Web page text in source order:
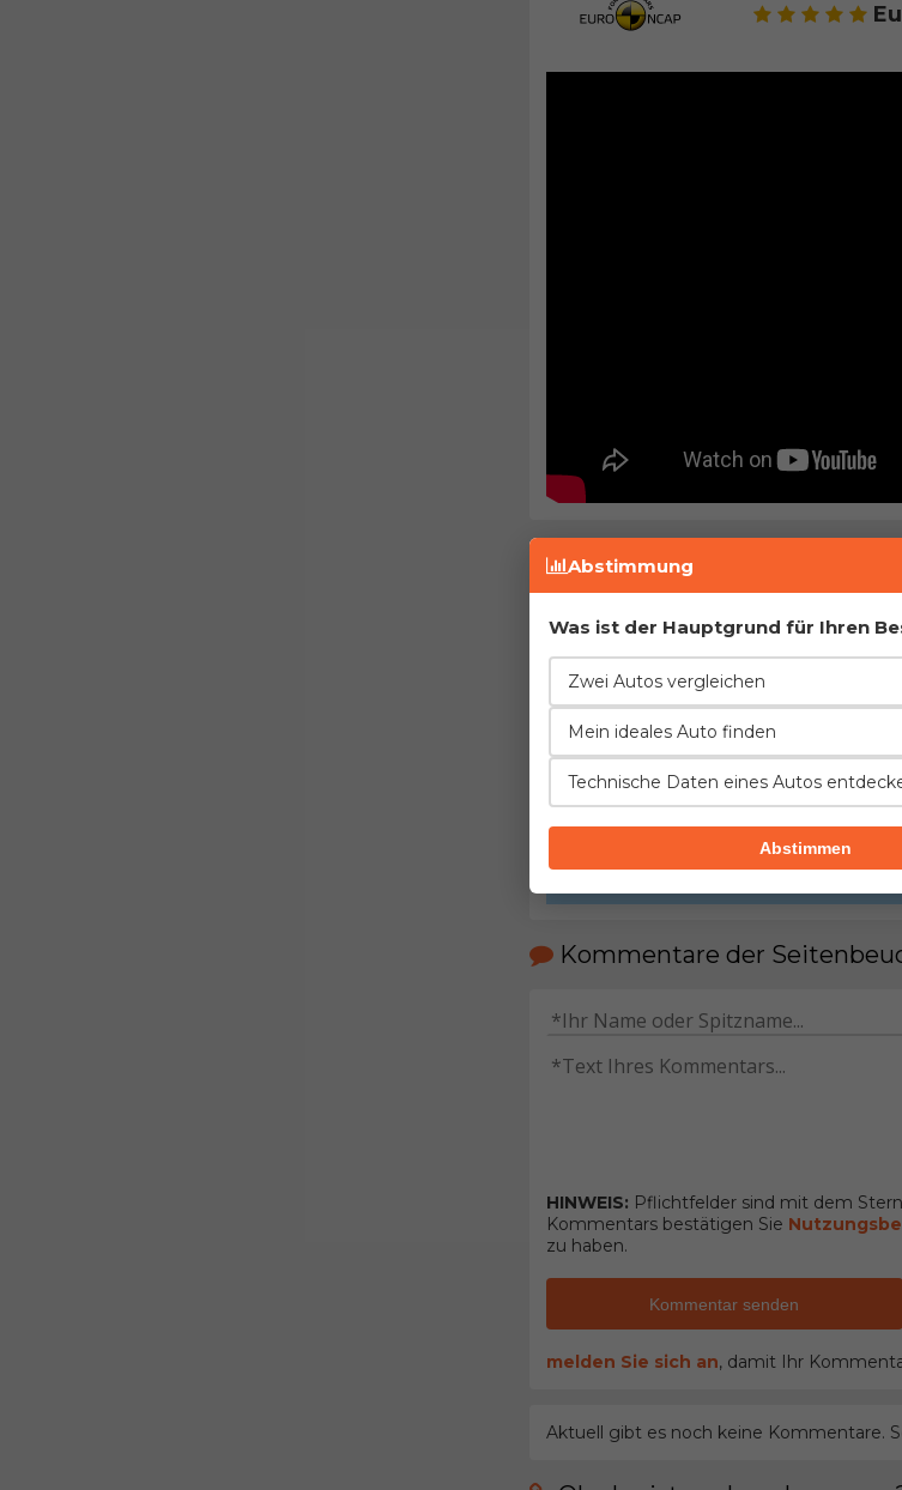
Fahrzeughistorie prüfen
Kommentare der
HINWEIS: Pflichtfelder sind mit dem
Kommentars bestätigen Sie
zu haben.
Kommentar senden
melden Sie sich an, damit Ihr
Aktuell gibt es noch keine Kommentare.
Abstimmung
Was ist der Hauptgrund für Ihren
Zwei Autos vergleichen
Mein ideales Auto finden
Technische Daten eines Autos
Abstimmen